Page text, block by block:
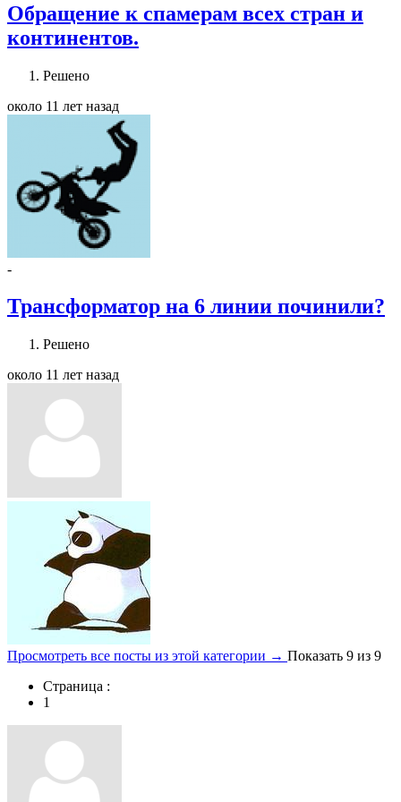
Обращение к спамерам всех стран и
континентов.
Решено
около 11 лет назад
-
Трансформатор на 6 линии починили?
Решено
около 11 лет назад
Просмотреть все посты из этой категории → Показать 9 из 9
Страница :
1